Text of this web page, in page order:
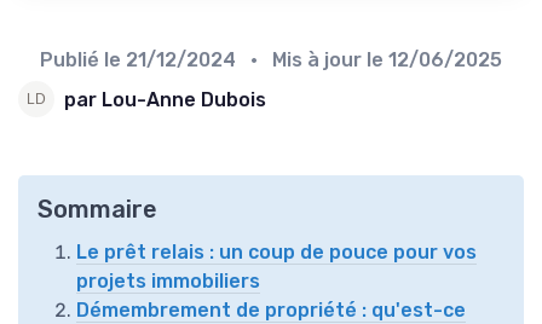
Publié le 21/12/2024 • Mis à jour le 12/06/2025
par Lou-Anne Dubois
Sommaire
Le prêt relais : un coup de pouce pour vos
projets immobiliers
Démembrement de propriété : qu'est-ce